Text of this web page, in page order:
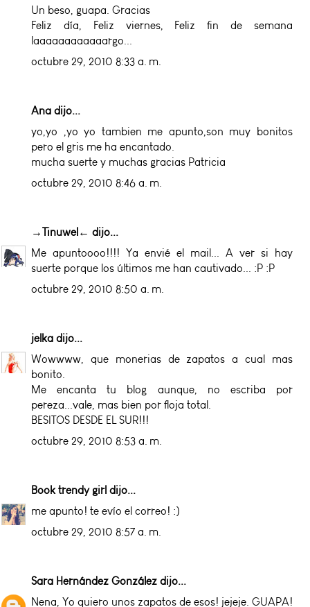
Un beso, guapa. Gracias
Feliz día, Feliz viernes, Feliz fin de semana
laaaaaaaaaaaargo...
octubre 29, 2010 8:33 a. m.
Ana dijo...
yo,yo ,yo yo tambien me apunto,son muy bonitos
pero el gris me ha encantado.
mucha suerte y muchas gracias Patricia
octubre 29, 2010 8:46 a. m.
→Tinuwel← dijo...
Me apuntoooo!!!! Ya envié el mail... A ver si hay
suerte porque los últimos me han cautivado... :P :P
octubre 29, 2010 8:50 a. m.
jelka dijo...
Wowwww, que monerias de zapatos a cual mas
bonito.
Me encanta tu blog aunque, no escriba por
pereza...vale, mas bien por floja total.
BESITOS DESDE EL SUR!!!
octubre 29, 2010 8:53 a. m.
Book trendy girl dijo...
me apunto! te evío el correo! :)
octubre 29, 2010 8:57 a. m.
Sara Hernández González dijo...
Nena, Yo quiero unos zapatos de esos! jejeje. GUAPA!